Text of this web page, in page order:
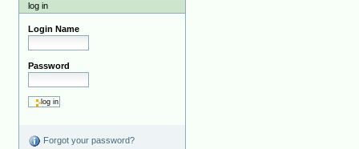
log in
Login Name
Password
Forgot your password?